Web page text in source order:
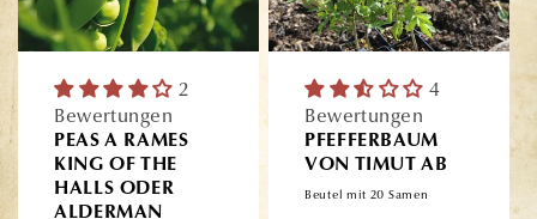
2
Bewertungen
PEAS A RAMES
KING OF THE
HALLS ODER
ALDERMAN
4
Bewertungen
PFEFFERBAUM
VON TIMUT AB
Beutel mit 20 Samen